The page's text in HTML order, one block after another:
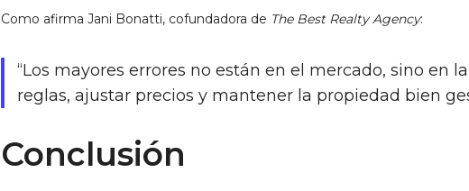
Como afirma Jani Bonatti, cofundadora de The Best Realty Agency:
“Los mayores errores no están en el mercado, sino en
reglas, ajustar precios y mantener la propiedad bien
Conclusión